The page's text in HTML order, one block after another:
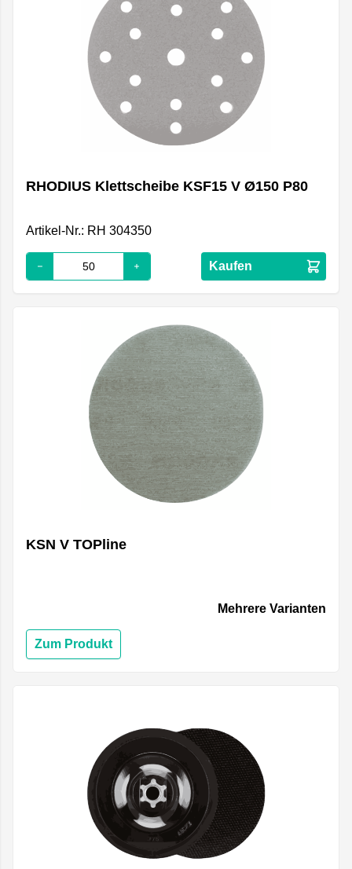
RHODIUS Klettscheibe KSF15 V Ø150 P80
Artikel-Nr.: RH 304350
Kaufen
KSN V TOPline
Mehrere Varianten
Zum Produkt